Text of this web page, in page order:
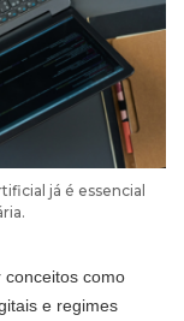
já é essencial
como
e regimes